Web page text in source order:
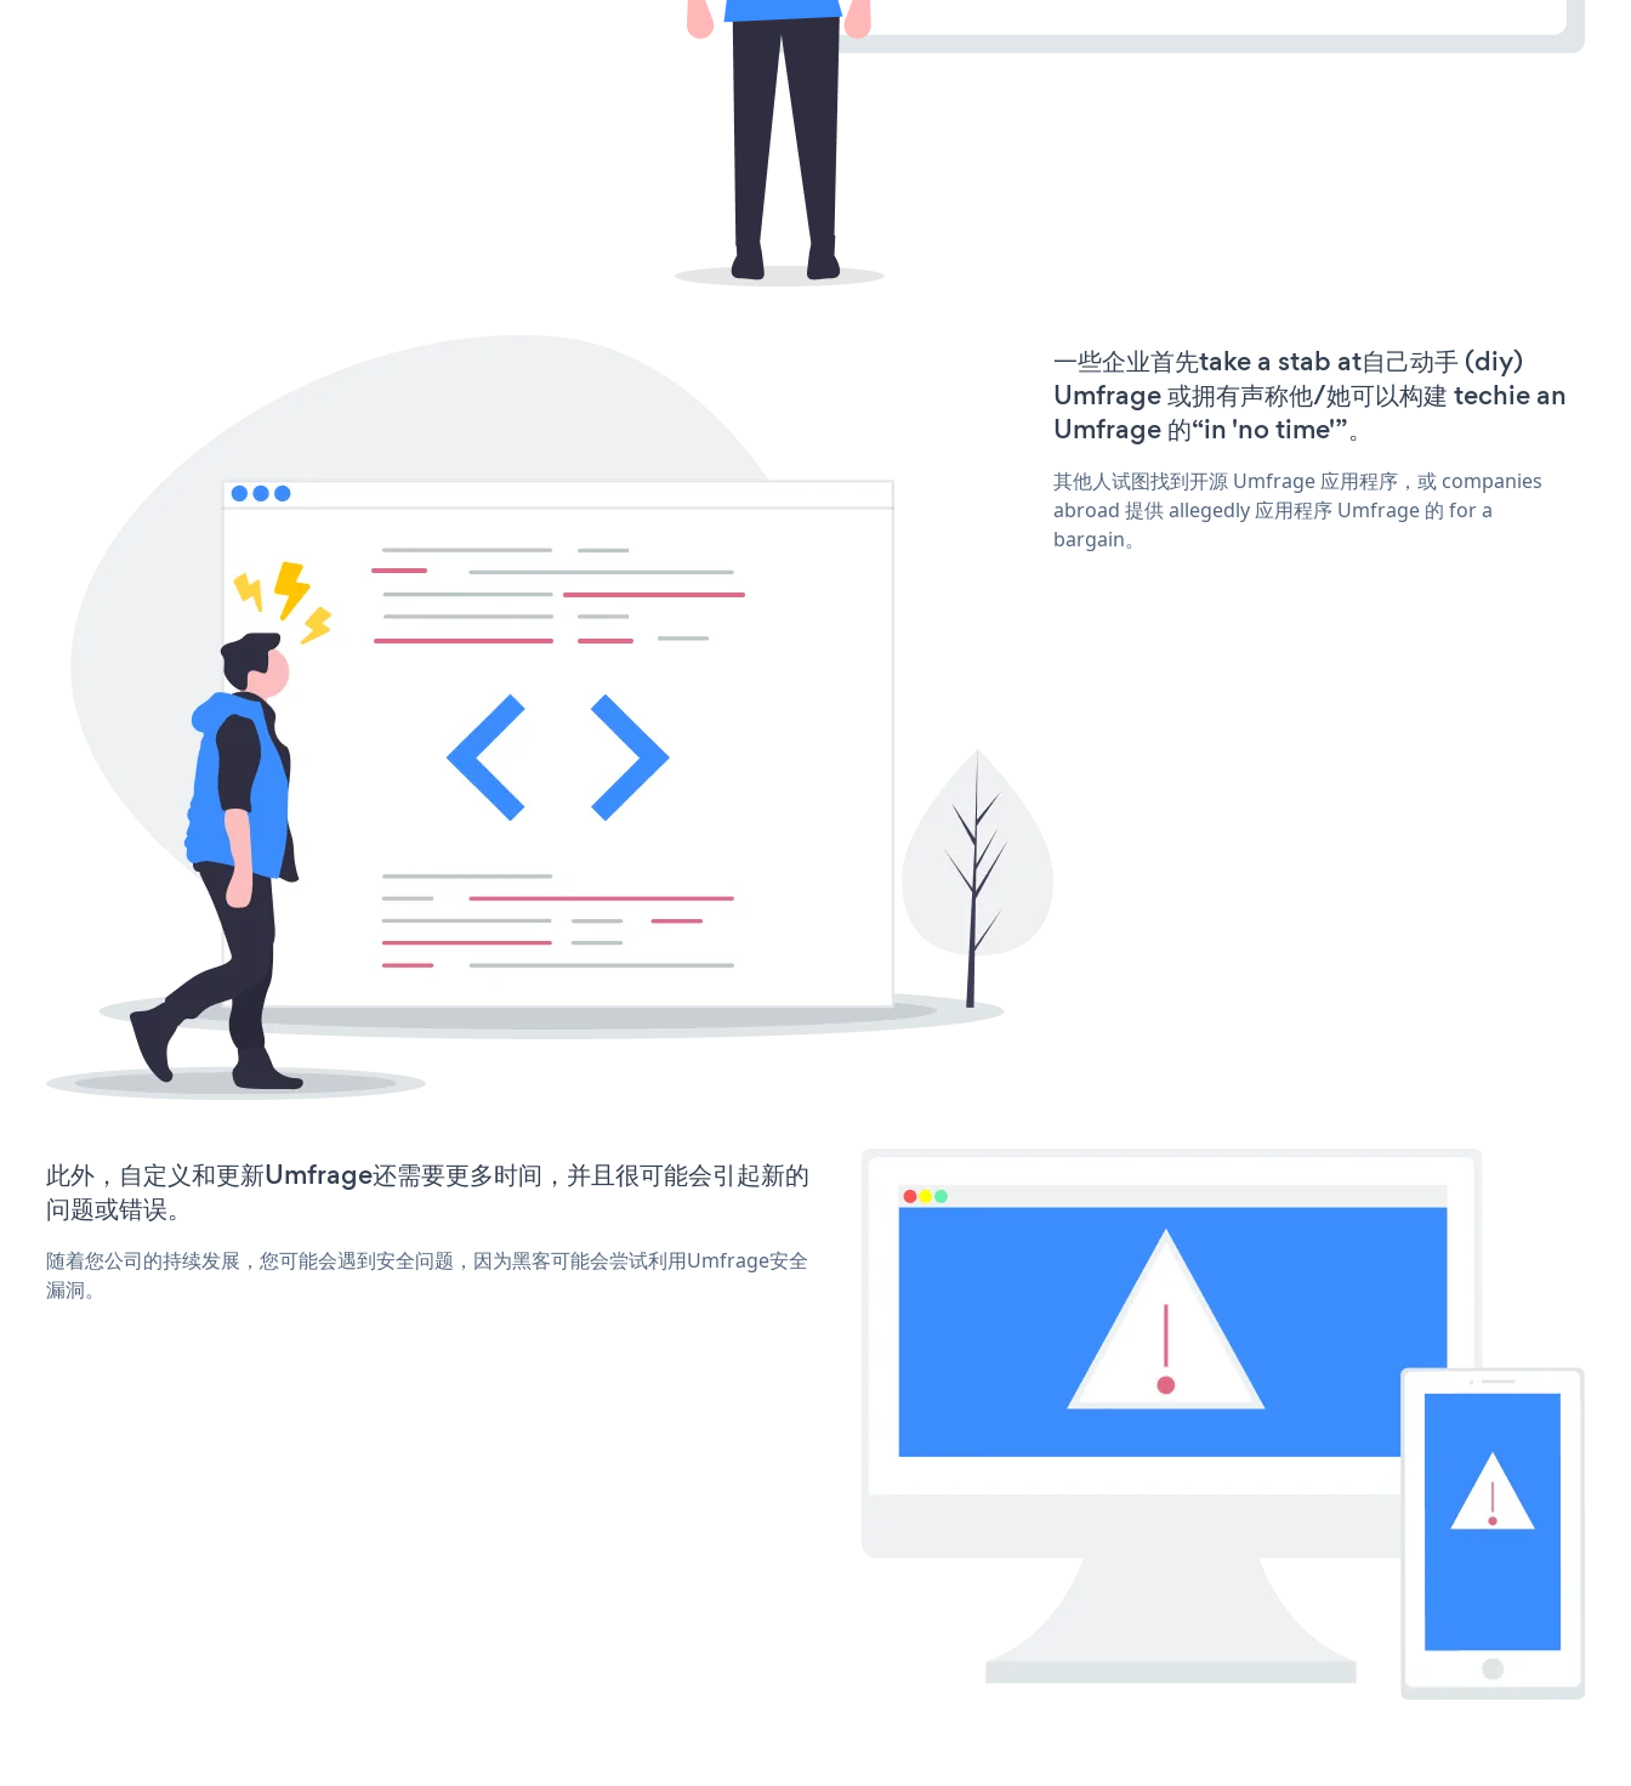
一些企业首先take a stab at自己动手 (diy)
Umfrage 或拥有声称他/她可以构建 techie an
Umfrage 的“in 'no time'”。
其他人试图找到开源 Umfrage 应用程序，或 companies
abroad 提供 allegedly 应用程序 Umfrage 的 for a
bargain。
此外，自定义和更新Umfrage还需要更多时间，并且很可能会引起新的
问题或错误。
随着您公司的持续发展，您可能会遇到安全问题，因为黑客可能会尝试利用Umfrage安全
漏洞。